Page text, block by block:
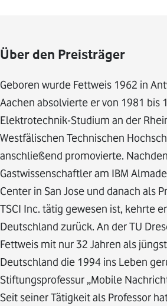
Über den Preisträger
Geboren wurde Fettweis 1962 in
Aachen absolvierte er von 1981 bis
Elektrotechnik-Studium an der
Westfälischen Technischen
anschließend promovierte.
Gastwissenschaftler am IBM
Center in San Jose und danach als
TSCI Inc. tätig gewesen ist, kehrte
Deutschland zurück. An der TU
Fettweis mit nur 32 Jahren als
Deutschland die 1994 ins Leben
Stiftungsprofessur „Mobile
Seit seiner Tätigkeit als Professor